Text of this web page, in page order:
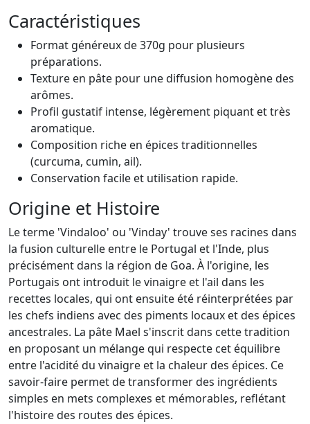
Caractéristiques
Format généreux de 370g pour plusieurs
préparations.
Texture en pâte pour une diffusion homogène des
arômes.
Profil gustatif intense, légèrement piquant et très
aromatique.
Composition riche en épices traditionnelles
(curcuma, cumin, ail).
Conservation facile et utilisation rapide.
Origine et Histoire
Le terme 'Vindaloo' ou 'Vinday' trouve ses racines dans
la fusion culturelle entre le Portugal et l'Inde, plus
précisément dans la région de Goa. À l'origine, les
Portugais ont introduit le vinaigre et l'ail dans les
recettes locales, qui ont ensuite été réinterprétées par
les chefs indiens avec des piments locaux et des épices
ancestrales. La pâte Mael s'inscrit dans cette tradition
en proposant un mélange qui respecte cet équilibre
entre l'acidité du vinaigre et la chaleur des épices. Ce
savoir-faire permet de transformer des ingrédients
simples en mets complexes et mémorables, reflétant
l'histoire des routes des épices.